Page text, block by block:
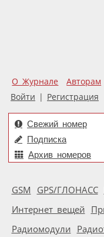
О Журнале Авторам
Войти | Регистрация
Свежий номер
Подписка
Архив номеров
GSM GPS/ГЛОНАСС
Интернет вещей
Радиомодули